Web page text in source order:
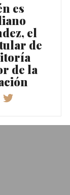
es
el
de
de la